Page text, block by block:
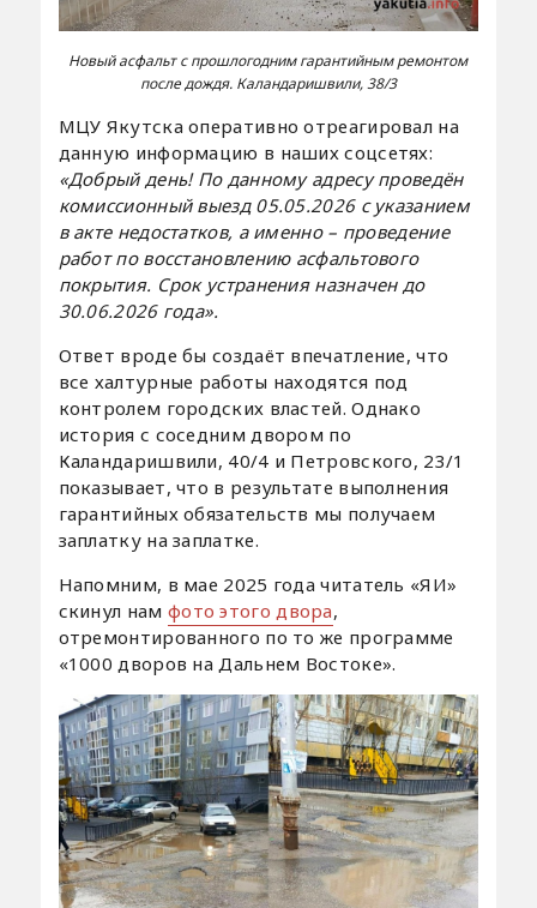
Новый асфальт с прошлогодним гарантийным ремонтом
после дождя. Каландаришвили, 38/3
МЦУ Якутска оперативно отреагировал на
данную информацию в наших соцсетях:
«Добрый день! По данному адресу проведён
комиссионный выезд 05.05.2026 с указанием
в акте недостатков, а именно – проведение
работ по восстановлению асфальтового
покрытия. Срок устранения назначен до
30.06.2026 года».
Ответ вроде бы создаёт впечатление, что
все халтурные работы находятся под
контролем городских властей. Однако
история с соседним двором по
Каландаришвили, 40/4 и Петровского, 23/1
показывает, что в результате выполнения
гарантийных обязательств мы получаем
заплатку на заплатке.
Напомним, в мае 2025 года читатель «ЯИ»
скинул нам фото этого двора,
отремонтированного по то же программе
«1000 дворов на Дальнем Востоке».